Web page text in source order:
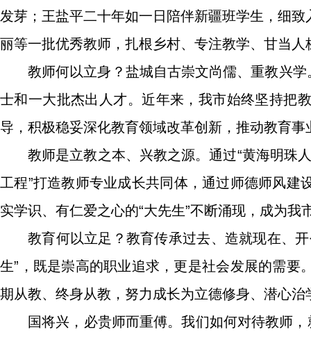
发芽；王盐平二十年如一日陪伴新疆班学生，细
丽等一批优秀教师，扎根乡村、专注教学、甘当
教师何以立身？盐城自古崇文尚儒、重教兴
士和一大批杰出人才。近年来，我市始终坚持把
导，积极稳妥深化教育领域改革创新，推动教育
教师是立教之本、兴教之源。通过“黄海明珠
工程”打造教师专业成长共同体，通过师德师风
实学识、有仁爱之心的“大先生”不断涌现，成为我
教育何以立足？教育传承过去、造就现在、
生”，既是崇高的职业追求，更是社会发展的需
期从教、终身从教，努力成长为立德修身、潜心治
国将兴，必贵师而重傅。我们如何对待教师